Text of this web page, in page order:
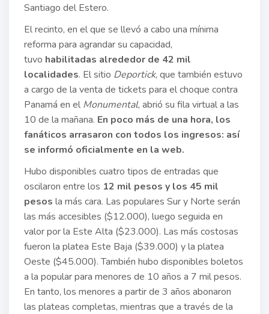
Santiago del Estero.
El recinto, en el que se llevó a cabo una mínima
reforma para agrandar su capacidad,
tuvo habilitadas alrededor de 42 mil
localidades. El sitio Deportick, que también estuvo
a cargo de la venta de tickets para el choque contra
Panamá en el Monumental, abrió su fila virtual a las
10 de la mañana. En poco más de una hora, los
fanáticos arrasaron con todos los ingresos: así
se informó oficialmente en la web.
Hubo disponibles cuatro tipos de entradas que
oscilaron entre los 12 mil pesos y los 45 mil
pesos la más cara. Las populares Sur y Norte serán
las más accesibles ($12.000), luego seguida en
valor por la Este Alta ($23.000). Las más costosas
fueron la platea Este Baja ($39.000) y la platea
Oeste ($45.000). También hubo disponibles boletos
a la popular para menores de 10 años a 7 mil pesos.
En tanto, los menores a partir de 3 años abonaron
las plateas completas, mientras que a través de la